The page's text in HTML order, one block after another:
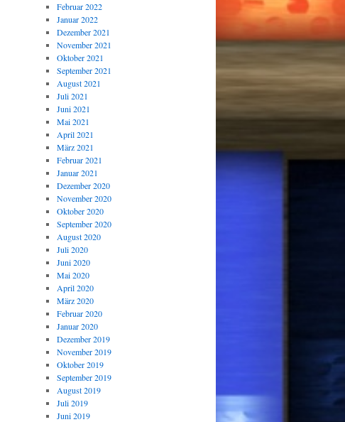
Februar 2022
Januar 2022
Dezember 2021
November 2021
Oktober 2021
September 2021
August 2021
Juli 2021
Juni 2021
Mai 2021
April 2021
März 2021
Februar 2021
Januar 2021
Dezember 2020
November 2020
Oktober 2020
September 2020
August 2020
Juli 2020
Juni 2020
Mai 2020
April 2020
März 2020
Februar 2020
Januar 2020
Dezember 2019
November 2019
Oktober 2019
September 2019
August 2019
Juli 2019
Juni 2019